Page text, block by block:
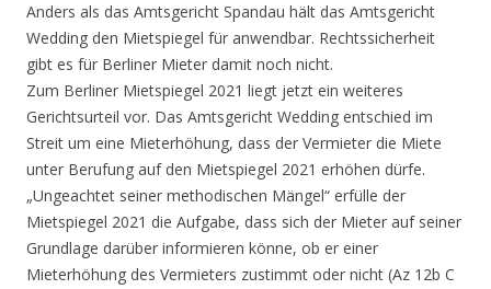
Anders als das Amtsgericht Spandau hält das Amtsgericht
Wedding den Mietspiegel für anwendbar. Rechtssicherheit
gibt es für Berliner Mieter damit noch nicht.
Zum Berliner Mietspiegel 2021 liegt jetzt ein weiteres
Gerichtsurteil vor. Das Amtsgericht Wedding entschied im
Streit um eine Mieterhöhung, dass der Vermieter die Miete
unter Berufung auf den Mietspiegel 2021 erhöhen dürfe.
„Ungeachtet seiner methodischen Mängel“ erfülle der
Mietspiegel 2021 die Aufgabe, dass sich der Mieter auf seiner
Grundlage darüber informieren könne, ob er einer
Mieterhöhung des Vermieters zustimmt oder nicht (Az 12b C